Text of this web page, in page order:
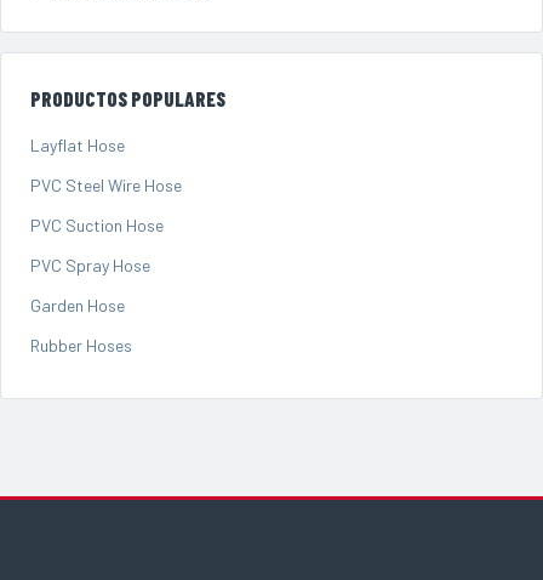
PRODUCTOS POPULARES
Layflat Hose
PVC Steel Wire Hose
PVC Suction Hose
PVC Spray Hose
Garden Hose
Rubber Hoses